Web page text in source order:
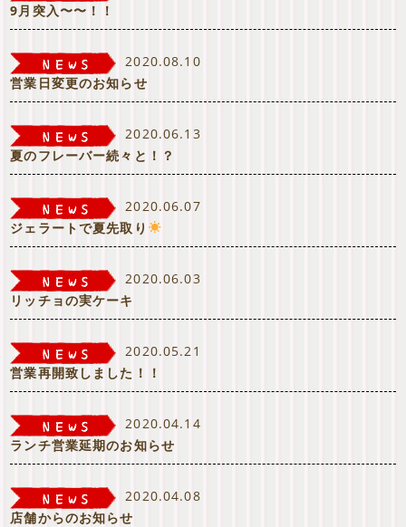
9月突入〜〜！！
2020.08.10
営業日変更のお知らせ
2020.06.13
夏のフレーバー続々と！？
2020.06.07
ジェラートで夏先取り
2020.06.03
リッチョの実ケーキ
2020.05.21
営業再開致しました！！
2020.04.14
ランチ営業延期のお知らせ
2020.04.08
店舗からのお知らせ